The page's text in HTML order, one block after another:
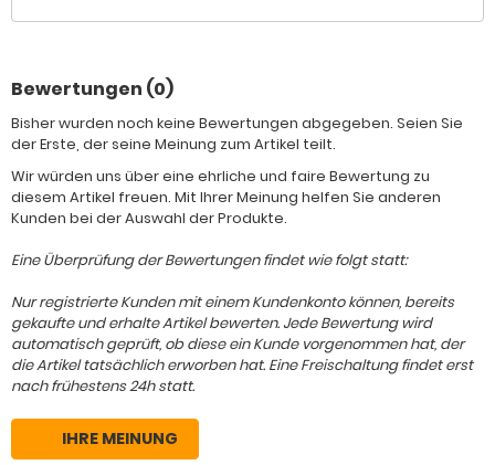
Bewertungen (0)
Bisher wurden noch keine Bewertungen abgegeben. Seien Sie
der Erste, der seine Meinung zum Artikel teilt.
Wir würden uns über eine ehrliche und faire Bewertung zu
diesem Artikel freuen. Mit Ihrer Meinung helfen Sie anderen
Kunden bei der Auswahl der Produkte.
Eine Überprüfung der Bewertungen findet wie folgt statt:
Nur registrierte Kunden mit einem Kundenkonto können, bereits
gekaufte und erhalte Artikel bewerten. Jede Bewertung wird
automatisch geprüft, ob diese ein Kunde vorgenommen hat, der
die Artikel tatsächlich erworben hat. Eine Freischaltung findet erst
nach frühestens 24h statt.
IHRE MEINUNG